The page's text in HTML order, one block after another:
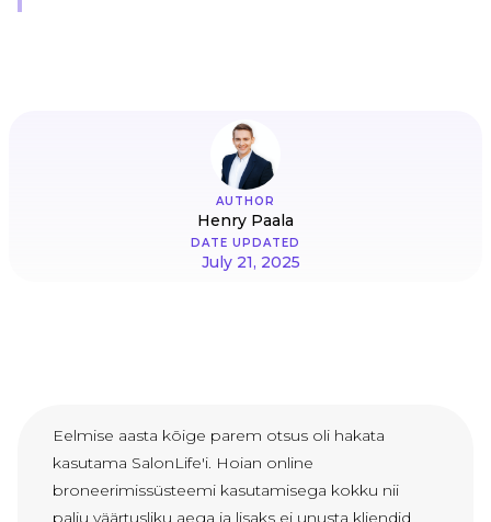
AUTHOR
Henry Paala
DATE UPDATED
July 21, 2025
Eelmise aasta kõige parem otsus oli hakata
kasutama SalonLife'i. Hoian online
broneerimissüsteemi kasutamisega kokku nii
palju väärtusliku aega ja lisaks ei unusta kliendid